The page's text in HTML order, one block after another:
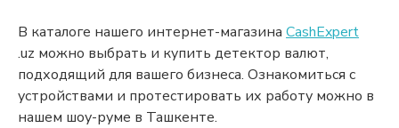
В каталоге нашего интернет-магазина CashExpert
.uz можно выбрать и купить детектор валют,
подходящий для вашего бизнеса. Ознакомиться с
устройствами и протестировать их работу можно в
нашем шоу-руме в Ташкенте.